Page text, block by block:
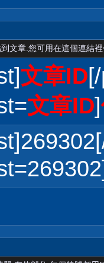
文章.您可用在這個連結
文章ID
文章ID]